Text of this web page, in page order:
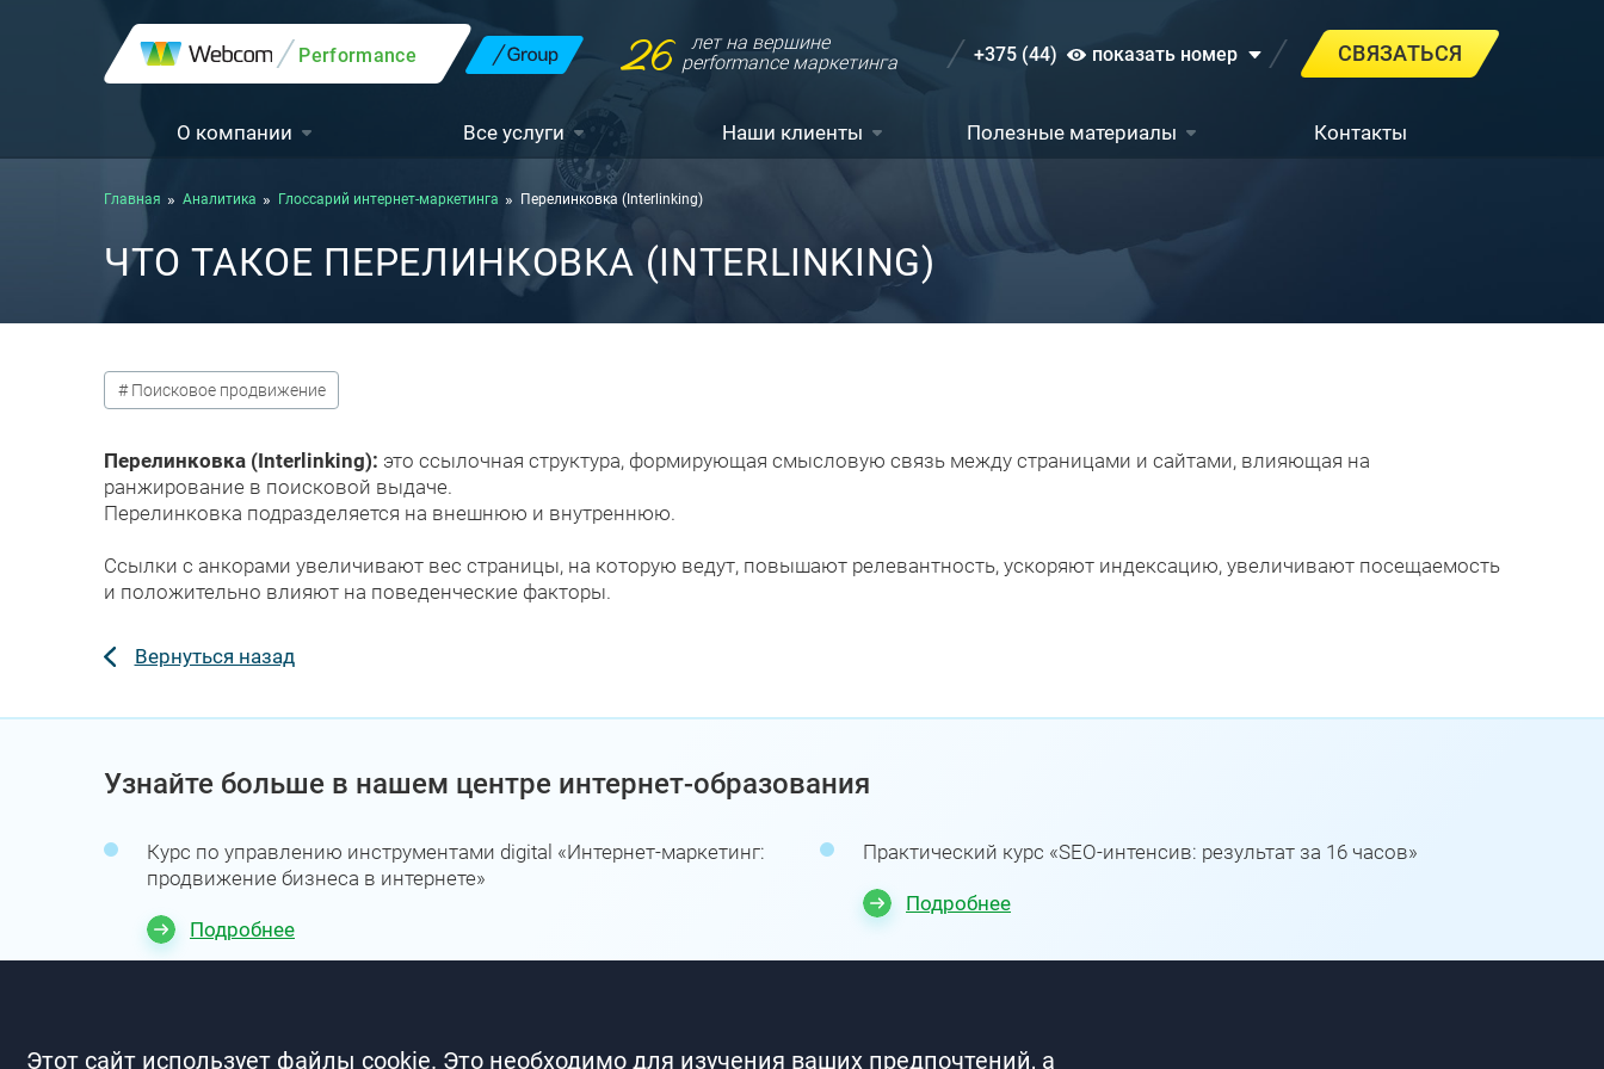
Performance 26
лет на вершине
performance маркетинга
+375 (44) показать номер СВЯЗАТЬСЯ
О компании Все услуги Наши клиенты Полезные материалы Контакты
Главная Аналитика Глоссарий интернет-маркетинга Перелинковка (Interlinking)
ЧТО ТАКОЕ ПЕРЕЛИНКОВКА (INTERLINKING)
# Поисковое продвижение
Перелинковка (Interlinking): это ссылочная структура, формирующая смысловую связь между страницами и сайтами, влияющая на
ранжирование в поисковой выдаче.
Перелинковка подразделяется на внешнюю и внутреннюю.
Ссылки с анкорами увеличивают вес страницы, на которую ведут, повышают релевантность, ускоряют индексацию, увеличивают посещаемость
и положительно влияют на поведенческие факторы.
Вернуться назад
Узнайте больше в нашем центре интернет-образования
Курс по управлению инструментами digital «Интернет-маркетинг:
продвижение бизнеса в интернете»
Подробнее
Практический курс «SEO-интенсив: результат за 16 часов»
Подробнее
Этот сайт использует файлы cookie. Это необходимо для изучения ваших предпочтений, а